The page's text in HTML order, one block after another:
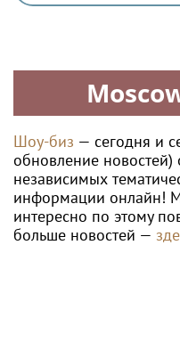
Шоу-биз — сегодня и
обновление
независимых
информации онлайн!
интересно по этому
больше новостей —